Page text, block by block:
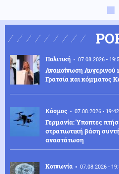
Πολιτική 07.08.2026 -
Ανακοίνωση Αυγερινού
Γρατσία και κόμματος
Κόσμος 07.08.2026 - 19:42
Γερμανία: Ύποπτες
στρατιωτική βάση
αναστάτωση
Κοινωνία 07.08.2026 -